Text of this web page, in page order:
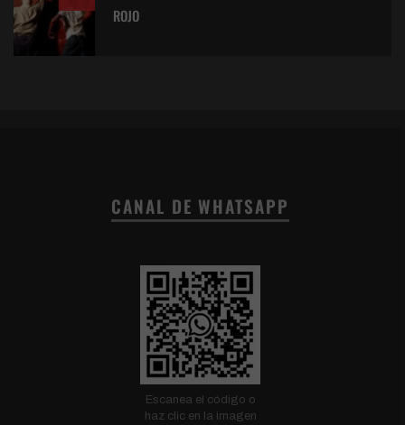
ROJO
CANAL DE WHATSAPP
Escanea el código o
haz clic en la imagen